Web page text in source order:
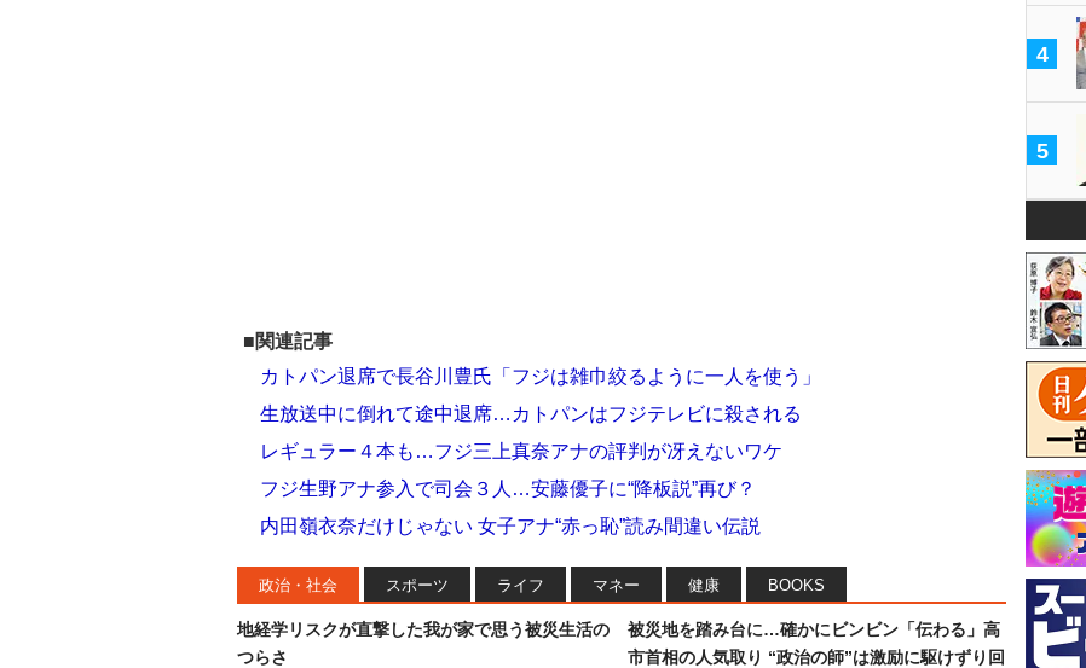
■関連記事
カトパン退席で長谷川豊氏「フジは雑巾絞るように一人を使う」
生放送中に倒れて途中退席…カトパンはフジテレビに殺される
レギュラー４本も…フジ三上真奈アナの評判が冴えないワケ
フジ生野アナ参入で司会３人…安藤優子に“降板説”再び？
内田嶺衣奈だけじゃない 女子アナ“赤っ恥”読み間違い伝説
政治・社会 スポーツ ライフ マネー 健康 BOOKS
地経学リスクが直撃した我が家で思う被災生活の
つらさ
被災地を踏み台に…確かにビンビン「伝わる」高
市首相の人気取り “政治の師”は激励に駆けずり回
4
5